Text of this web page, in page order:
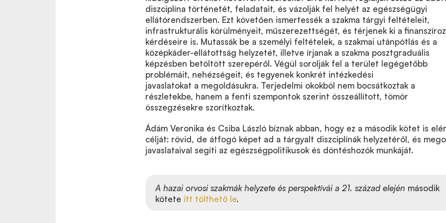
diszciplína történetét, feladatait, és vázolják fel helyét az egészségügyi
ellátórendszerben. Ezt követően ismertessék a szakma tárgyi feltételeit,
infrastrukturális körülményeit, műszerezettségét, és térjenek ki a
kérdéseire is. Mutassák be a személyi feltételek, a szakmai utánpótlás és a
középkáder-ellátottság helyzetét, illetve írjanak a szakma posztgraduális
képzésben betöltött szerepéről. Végül sorolják fel a terület legégetőbb
problémáit, nehézségeit, és tegyenek konkrét intézkedési
javaslatokat a megoldásukra. Terjedelmi okokból nem bocsátkoztak a
részletekbe, hanem a fenti szempontok szerint összeállított, tömör
összegzésekre szorítkoztak.
Ádám Veronika és Csiba László bíznak abban, hogy ez a második kötet is
célját: rövid, de átfogó képet ad a tárgyalt diszciplínák helyzetéről, és
javaslataival segíti az egészségpolitikusok és döntéshozók munkáját.
A hazai orvosi szakmák helyzete és perspektívái a 21. század elején második
kötete itt tölthető le.